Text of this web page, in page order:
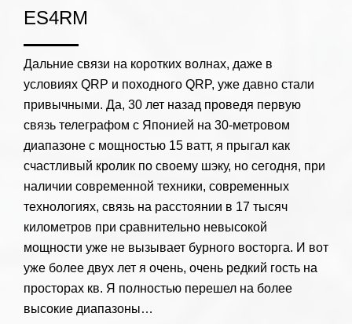
ES4RM
Дальние связи на коротких волнах, даже в
условиях QRP и походного QRP, уже давно стали
привычными. Да, 30 лет назад проведя первую
связь телеграфом с Японией на 30-метровом
диапазоне с мощностью 15 ватт, я прыгал как
счастливый кролик по своему шэку, но сегодня, при
наличии современной техники, современных
технологиях, связь на расстоянии в 17 тысяч
километров при сравнительно невысокой
мощности уже не вызывает бурного восторга. И вот
уже более двух лет я очень, очень редкий гость на
просторах кв. Я полностью перешел на более
высокие диапазоны…